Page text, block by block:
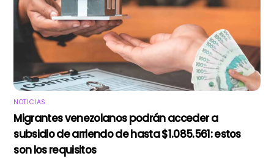
NOTICIAS
Migrantes venezolanos podrán acceder a
subsidio de arriendo de hasta $1.085.561: estos
son los requisitos